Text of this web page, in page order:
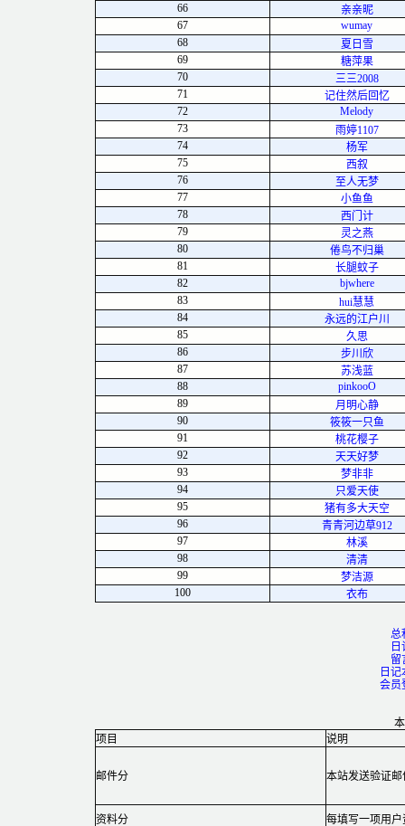
66
亲亲昵
67
wumay
68
夏日雪
69
糖萍果
70
三三2008
71
记住然后回忆
72
Melody
73
雨婷1107
74
杨军
75
西叙
76
至人无梦
77
小鱼鱼
78
西门计
79
灵之燕
80
倦鸟不归巢
81
长腿蚊子
82
bjwhere
83
hui慧慧
84
永远的江户川
85
久思
86
步川欣
87
苏浅蓝
88
pinkoоО
89
月明心静
90
筱筱一只鱼
91
桃花樱子
92
天天好梦
93
梦非非
94
只爱天使
95
猪有多大天空
96
青青河边草912
97
林溪
98
清清
99
梦洁源
100
衣布
总
留
日
会员
项目
说明
邮件分 本站发送验证
资料分 每填写一项用